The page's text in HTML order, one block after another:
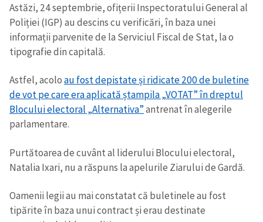
Astăzi, 24 septembrie, ofițerii Inspectoratului General al
Poliției (IGP) au descins cu verificări, în baza unei
informații parvenite de la Serviciul Fiscal de Stat, la o
tipografie din capitală.
Astfel, acoloau fost depistate și ridicate 200 de buletine
de vot pe care era aplicată ștampila „VOTAT” în dreptul
Blocului electoral „Alternativa”antrenat în alegerile
parlamentare.
Purtătoarea de cuvânt al liderului Blocului electoral,
Natalia Ixari, nu a răspuns la apelurile Ziarului de Gardă.
Oamenii legii au mai constatat că buletinele au fost
tipărite în baza unui contract și erau destinate